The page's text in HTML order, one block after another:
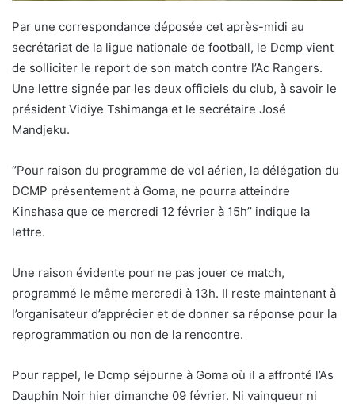
Par une correspondance déposée cet après-midi au
secrétariat de la ligue nationale de football, le Dcmp vient
de solliciter le report de son match contre l’Ac Rangers.
Une lettre signée par les deux officiels du club, à savoir le
président Vidiye Tshimanga et le secrétaire José
Mandjeku.
‘’Pour raison du programme de vol aérien, la délégation du
DCMP présentement à Goma, ne pourra atteindre
Kinshasa que ce mercredi 12 février à 15h’’ indique la
lettre.
Une raison évidente pour ne pas jouer ce match,
programmé le même mercredi à 13h. Il reste maintenant à
l’organisateur d’apprécier et de donner sa réponse pour la
reprogrammation ou non de la rencontre.
Pour rappel, le Dcmp séjourne à Goma où il a affronté l’As
Dauphin Noir hier dimanche 09 février. Ni vainqueur ni